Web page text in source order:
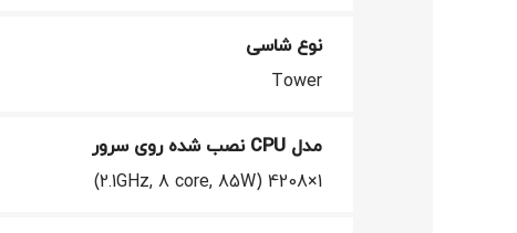
نوع شاسی
Tower
مدل CPU نصب شده روی سرور
1×4208 (2.1GHz, 8 core, 85W)